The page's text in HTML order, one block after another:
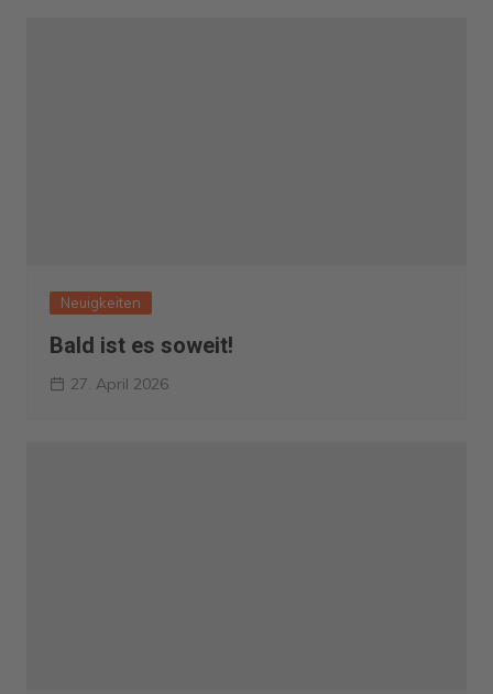
Neuigkeiten
Bald ist es soweit!
27. April 2026